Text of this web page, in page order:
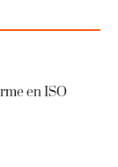
en ISO